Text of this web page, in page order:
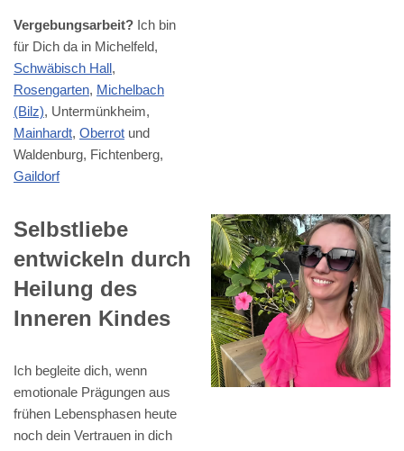
Vergebungsarbeit? Ich bin
für Dich da in Michelfeld,
Schwäbisch Hall,
Rosengarten, Michelbach
(Bilz), Untermünkheim,
Mainhardt, Oberrot und
Waldenburg, Fichtenberg,
Gaildorf
Selbstliebe
entwickeln durch
Heilung des
Inneren Kindes
Ich begleite dich, wenn
emotionale Prägungen aus
frühen Lebensphasen heute
noch dein Vertrauen in dich